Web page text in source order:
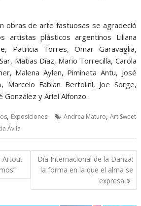
obras de arte fastuosas se agradeció
artistas plásticos argentinos Liliana
Patricia Torres, Omar Garavaglia,
Matias Díaz, Mario Torrecilla, Carola
Malena Aylen, Pimineta Antu, José
Marcelo Fabian Bertolini, Joe Sorge,
González y Ariel Alfonzo.
, Exposiciones Andrea Maturo,Art Sweet
Ávila
Artout
Día Internacional de la Danza:
la forma en la que el alma se
expresa